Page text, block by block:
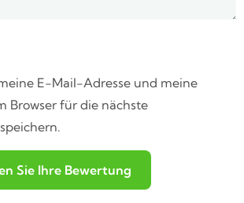
E-Mail-Adresse und meine
Browser für die nächste